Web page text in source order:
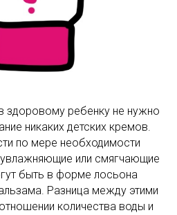
здоровому ребенку не нужно
никаких детских кремов.
по мере необходимости
или смягчающие
быть в форме лосьона
Разница между этими
количества воды и